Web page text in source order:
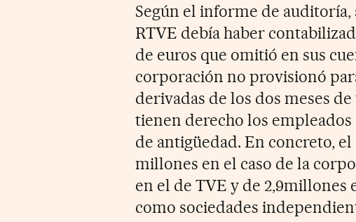
Según el informe de auditoría,
RTVE debía haber
de euros que omitió en sus
corporación no provisionó
derivadas de los dos meses
tienen derecho los
de antigüedad. En concreto,
millones en el caso de la
en el de TVE y de 2,9millones
como sociedades